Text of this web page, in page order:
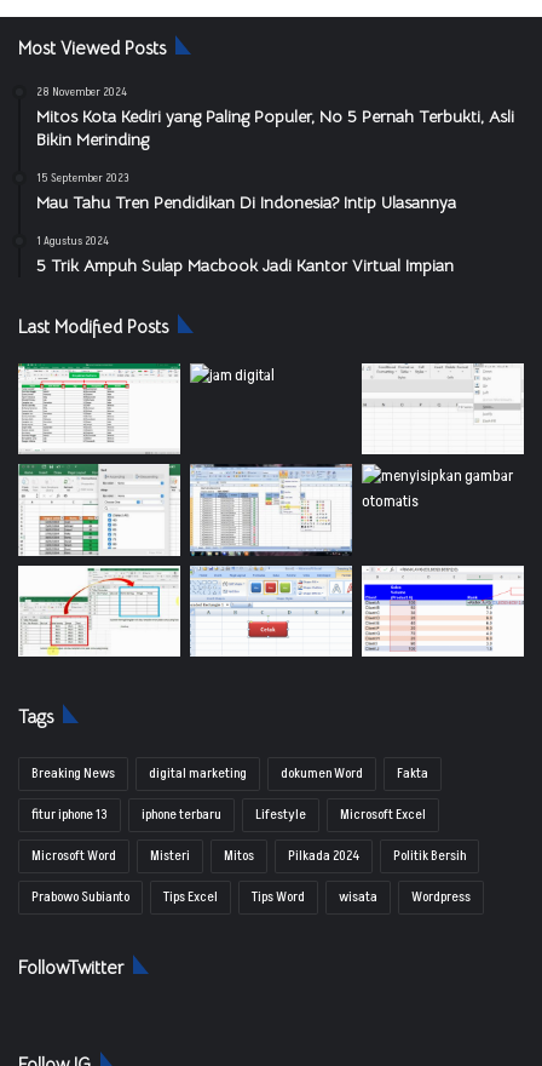
Most Viewed Posts
28 November 2024
Mitos Kota Kediri yang Paling Populer, No 5 Pernah Terbukti, Asli
Bikin Merinding
15 September 2023
Mau Tahu Tren Pendidikan Di Indonesia? Intip Ulasannya
1 Agustus 2024
5 Trik Ampuh Sulap Macbook Jadi Kantor Virtual Impian
Last Modified Posts
Tags
Breaking News digital marketing dokumen Word
Fakta
fitur iphone 13
iphone terbaru Lifestyle
Microsoft Excel
Microsoft Word
Misteri Mitos Pilkada 2024
Politik Bersih
Prabowo Subianto
Tips Excel Tips Word wisata Wordpress
FollowTwitter